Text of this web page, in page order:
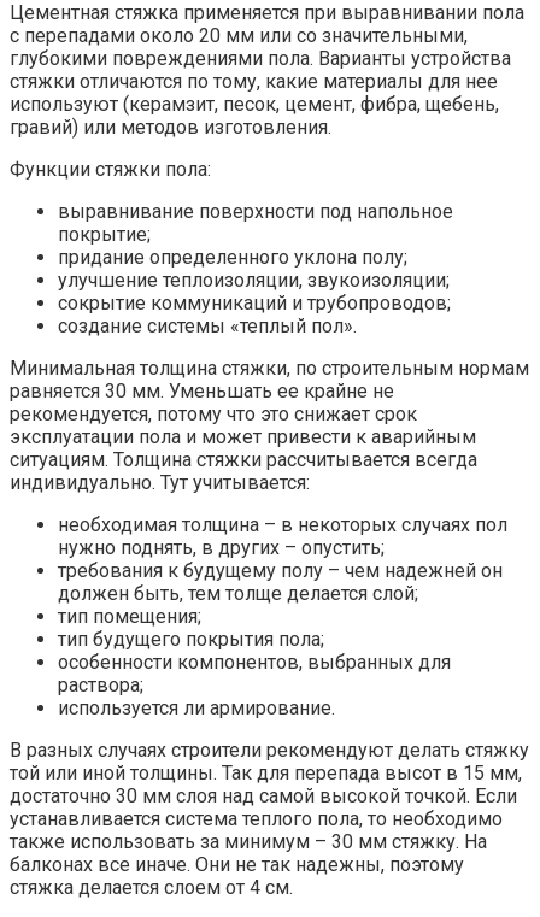
Цементная стяжка применяется при выравнивании пола
с перепадами около 20 мм или со значительными,
глубокими повреждениями пола. Варианты устройства
стяжки отличаются по тому, какие материалы для нее
используют (керамзит, песок, цемент, фибра, щебень,
гравий) или методов изготовления.
Функции стяжки пола:
выравнивание поверхности под напольное
покрытие;
придание определенного уклона полу;
улучшение теплоизоляции, звукоизоляции;
сокрытие коммуникаций и трубопроводов;
создание системы «теплый пол».
Минимальная толщина стяжки, по строительным нормам
равняется 30 мм. Уменьшать ее крайне не
рекомендуется, потому что это снижает срок
эксплуатации пола и может привести к аварийным
ситуациям. Толщина стяжки рассчитывается всегда
индивидуально. Тут учитывается:
необходимая толщина – в некоторых случаях пол
нужно поднять, в других – опустить;
требования к будущему полу – чем надежней он
должен быть, тем толще делается слой;
тип помещения;
тип будущего покрытия пола;
особенности компонентов, выбранных для
раствора;
используется ли армирование.
В разных случаях строители рекомендуют делать стяжку
той или иной толщины. Так для перепада высот в 15 мм,
достаточно 30 мм слоя над самой высокой точкой. Если
устанавливается система теплого пола, то необходимо
также использовать за минимум – 30 мм стяжку. На
балконах все иначе. Они не так надежны, поэтому
стяжка делается слоем от 4 см.